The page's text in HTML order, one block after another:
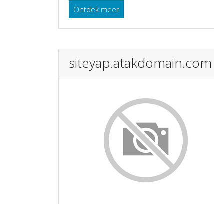
Ontdek meer
siteyap.atakdomain.com